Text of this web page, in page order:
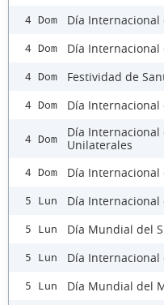
4 Dom Día
4 Dom Día Internacional
4 Dom Festividad de
4 Dom Día
4 Dom
Día Internacional
Unilaterales
4 Dom Día Internacional
5 Lun Día Internacional
5 Lun Día Mundial del
5 Lun Día Internacional
5 Lun Día Mundial del